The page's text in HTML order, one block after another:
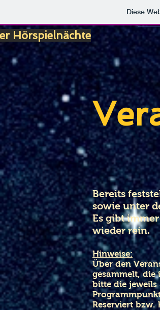
Diese
Hörspielnächte
Bereits
sowie unter
Es gibt
wieder rein.
Hinweise:
Über den
gesammelt, die
bitte die jeweils
Reserviert bzw.